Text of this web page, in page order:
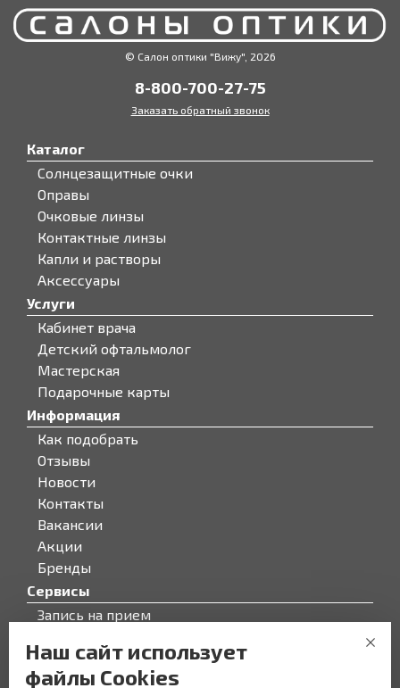
© Салон оптики "Вижу", 2026
8-800-700-27-75
Заказать обратный звонок
Каталог
Солнцезащитные очки
Оправы
Очковые линзы
Контактные линзы
Капли и растворы
Аксессуары
Услуги
Кабинет врача
Детский офтальмолог
Мастерская
Подарочные карты
Информация
Как подобрать
Отзывы
Новости
Контакты
Вакансии
Акции
Бренды
Сервисы
Запись на прием
О компании
О компании
Наш сайт использует
файлы Cookies